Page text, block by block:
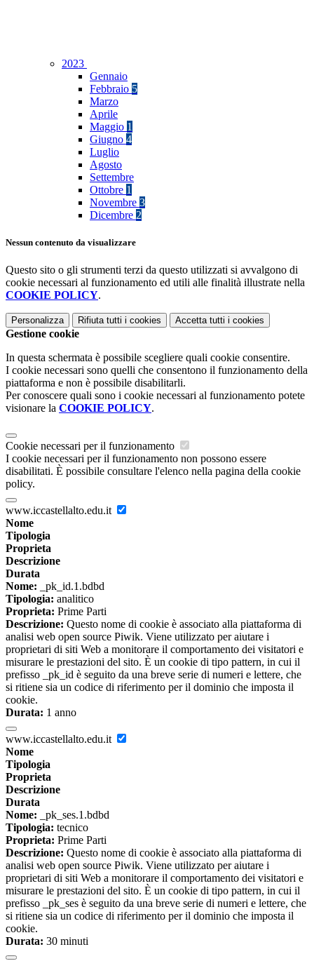
2023
Gennaio
Febbraio 5
Marzo
Aprile
Maggio 1
Giugno 4
Luglio
Agosto
Settembre
Ottobre 1
Novembre 3
Dicembre 2
Nessun contenuto da visualizzare
Questo sito o gli strumenti terzi da questo utilizzati si avvalgono di
cookie necessari al funzionamento ed utili alle finalità illustrate nella
COOKIE POLICY.
Personalizza Rifiuta tutti i cookies Accetta tutti i cookies
Gestione cookie
In questa schermata è possibile scegliere quali cookie consentire.
I cookie necessari sono quelli che consentono il funzionamento della
piattaforma e non è possibile disabilitarli.
Per conoscere quali sono i cookie necessari al funzionamento potete
visionare la COOKIE POLICY.
Cookie necessari per il funzionamento
I cookie necessari per il funzionamento non possono essere
disabilitati. È possibile consultare l'elenco nella pagina della cookie
policy.
www.iccastellalto.edu.it
Nome
Tipologia
Proprieta
Descrizione
Durata
Nome: _pk_id.1.bdbd
Tipologia: analitico
Proprieta: Prime Parti
Descrizione: Questo nome di cookie è associato alla piattaforma di
analisi web open source Piwik. Viene utilizzato per aiutare i
proprietari di siti Web a monitorare il comportamento dei visitatori e
misurare le prestazioni del sito. È un cookie di tipo pattern, in cui il
prefisso _pk_id è seguito da una breve serie di numeri e lettere, che
si ritiene sia un codice di riferimento per il dominio che imposta il
cookie.
Durata: 1 anno
www.iccastellalto.edu.it
Nome
Tipologia
Proprieta
Descrizione
Durata
Nome: _pk_ses.1.bdbd
Tipologia: tecnico
Proprieta: Prime Parti
Descrizione: Questo nome di cookie è associato alla piattaforma di
analisi web open source Piwik. Viene utilizzato per aiutare i
proprietari di siti Web a monitorare il comportamento dei visitatori e
misurare le prestazioni del sito. È un cookie di tipo pattern, in cui il
prefisso _pk_ses è seguito da una breve serie di numeri e lettere, che
si ritiene sia un codice di riferimento per il dominio che imposta il
cookie.
Durata: 30 minuti